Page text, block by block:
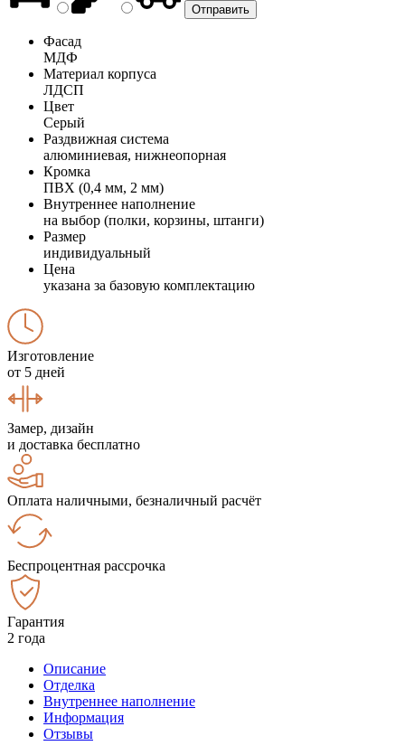
Фасад
МДФ
Материал корпуса
ЛДСП
Цвет
Серый
Раздвижная система
алюминиевая, нижнеопорная
Кромка
ПВХ (0,4 мм, 2 мм)
Внутреннее наполнение
на выбор (полки, корзины, штанги)
Размер
индивидуальный
Цена
указана за базовую комплектацию
Изготовление
от 5 дней
Замер, дизайн
и доставка бесплатно
Оплата наличными, безналичный расчёт
Беспроцентная рассрочка
Гарантия
2 года
Описание
Отделка
Внутреннее наполнение
Информация
Отзывы